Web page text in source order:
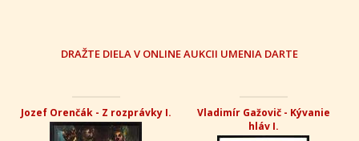
DRAŽTE DIELA V ONLINE AUKCII UMENIA DARTE
Jozef Orenčák - Z rozprávky I.
Vladimír Gažovič - Kývanie
hláv I.